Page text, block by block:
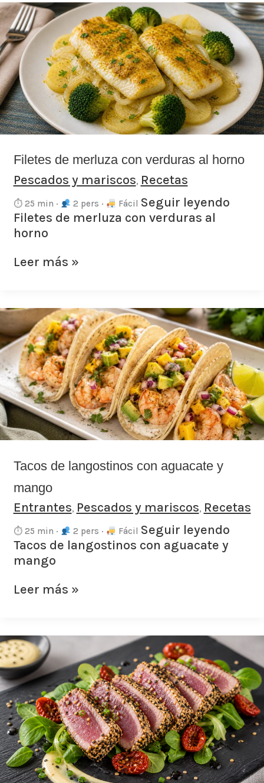
Filetes de merluza con verduras al horno
Pescados y mariscos, Recetas
⏱ 25 min · 2 pers · Fácil Seguir leyendo
Filetes de merluza con verduras al
horno
Filetes
de
merluza
con
verduras
al
horno
Leer más »
Tacos de langostinos con aguacate y
mango
Entrantes, Pescados y mariscos, Recetas
⏱ 25 min · 2 pers · Fácil Seguir leyendo
Tacos de langostinos con aguacate y
mango
Tacos
de
langostinos
con
aguacate
y
mango
Leer más »
Tataki
de
atún